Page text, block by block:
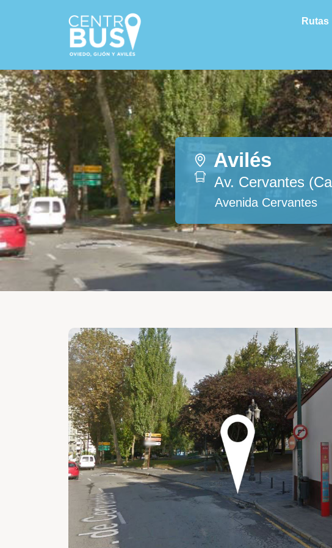
Rutas
Avilés
Av. Cervantes
Avenida Cervantes